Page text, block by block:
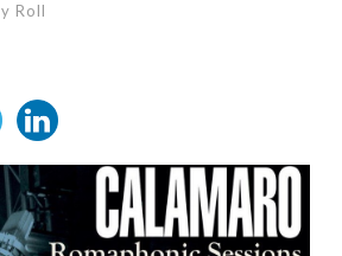
Roll